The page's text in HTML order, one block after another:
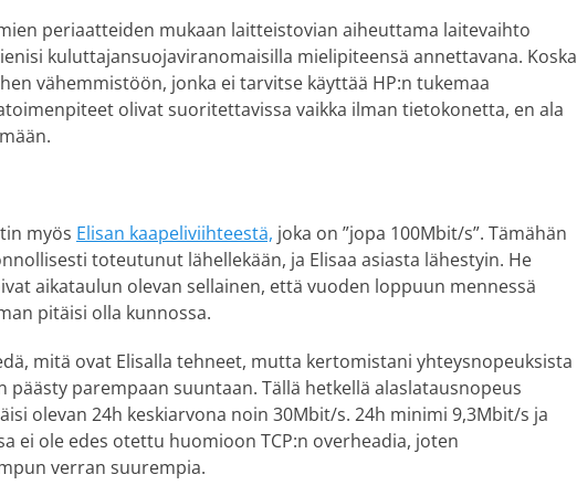
periaatteiden mukaan laitteistovian aiheuttama laitevaihto
kuluttajansuojaviranomaisilla mielipiteensä annettavana. Koska
vähemmistöön, jonka ei tarvitse käyttää HP:n tukemaa
olivat suoritettavissa vaikka ilman tietokonetta, en ala
myös Elisan kaapeliviihteestä, joka on ”jopa 100Mbit/s”. Tämähän
toteutunut lähellekään, ja Elisaa asiasta lähestyin. He
aikataulun olevan sellainen, että vuoden loppuun mennessä
pitäisi olla kunnossa.
mitä ovat Elisalla tehneet, mutta kertomistani yhteysnopeuksista
päästy parempaan suuntaan. Tällä hetkellä alaslatausnopeus
olevan 24h keskiarvona noin 30Mbit/s. 24h minimi 9,3Mbit/s ja
ei ole edes otettu huomioon TCP:n overheadia, joten
verran suurempia.